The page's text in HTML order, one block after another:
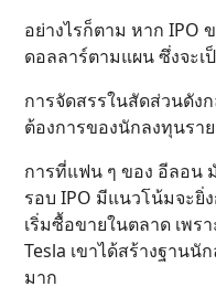
อย่างไรก็ตาม หาก IPO
ดอลลาร์ตามแผน ซึ่งจะ
การจัดสรรในสัดส่วนดัง
ต้องการของนักลงทุนรา
การที่แฟน ๆ ของ อีลอน
รอบ IPO มีแนวโน้มจะยิ่
เริ่มซื้อขายในตลาด เพร
Tesla เขาได้สร้างฐานนั
มาก